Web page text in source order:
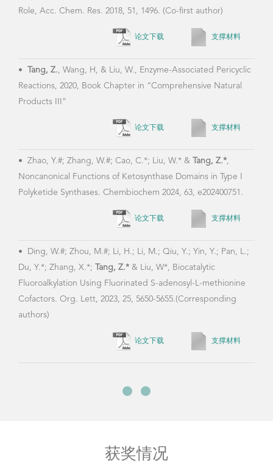
Role, Acc. Chem. Res. 2018, 51, 1496. (Co-first author)
论文下载 支撑材料
• Tang, Z., Wang, H, & Liu, W., Enzyme-Associated Pericyclic
Reactions, 2020, Book Chapter in “Comprehensive Natural
Products III”
论文下载 支撑材料
• Zhao, Y.#; Zhang, W.#; Cao, C.*; Liu, W.* & Tang, Z.*,
Noncanonical Functions of Ketosynthase Domains in Type I
Polyketide Synthases. Chembiochem 2024, 63, e202400751.
论文下载 支撑材料
•
Ding, W.#; Zhou, M.#; Li, H.; Li, M.; Qiu, Y.; Yin, Y.; Pan, L.;
Du, Y.*; Zhang, X.*; Tang, Z.* & Liu, W*, Biocatalytic
Fluoroalkylation Using Fluorinated S-adenosyl-L-methionine
Cofactors. Org. Lett, 2023, 25, 5650-5655.(Corresponding
authors)
论文下载 支撑材料
获奖情况